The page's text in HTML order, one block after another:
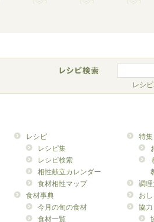
レシ
レシピ
レシピ集
レシピ検索
相性献立カレンダー
食材相性マップ
食材事典
今月の旬の食材
食材一覧
特集
調
お
協力